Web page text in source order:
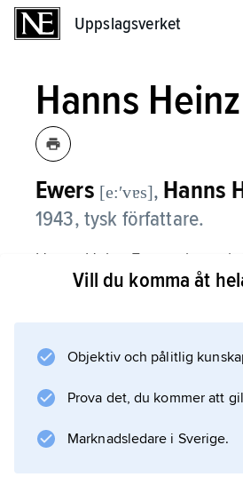
Uppslagsverket
Hanns
Ewers [e:ʹvɐs], Hanns
1943, tysk författare.
Hanns Heinz Ewers skrev
historier och romaner med
(1909; ”De besatta”) och
(1911; ”Alruna”). I början av
han sig nazisterna, bland
propagandaromanen
Vill du komma åt
Objektiv och pålitlig
Prova det, du kommer att
Marknadsledare i Sverige.